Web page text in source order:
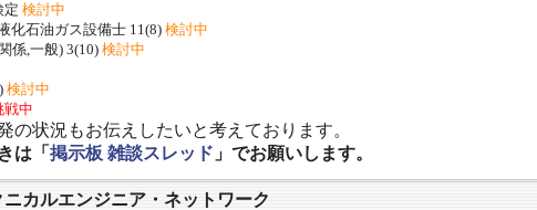
定 検討中
化石油ガス設備士 11(8) 検討中
係,一般) 3(10) 検討中
検討中
戦中
の状況もお伝えしたいと考えております。
は「 掲示板 雑談スレッド 」でお願いします。
ニカルエンジニア・ネットワーク